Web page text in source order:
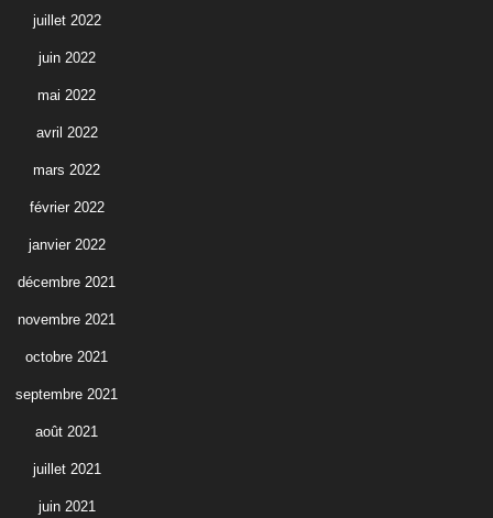
juillet 2022
juin 2022
mai 2022
avril 2022
mars 2022
février 2022
janvier 2022
décembre 2021
novembre 2021
octobre 2021
septembre 2021
août 2021
juillet 2021
juin 2021